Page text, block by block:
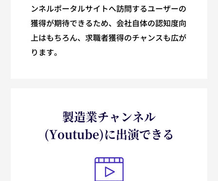
ンネルポータルサイトへ訪問するユーザーの
獲得が期待できるため、会社自体の認知度向
上はもちろん、求職者獲得のチャンスも広が
ります。
製造業チャンネル
(Youtube)に出演できる